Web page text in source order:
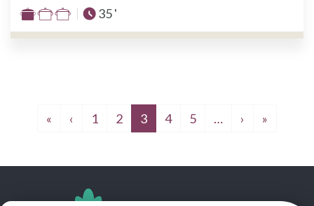
Difficulté
:
Temps total :
35 '
« Première page
‹ Page précédente
1 2 3 4 5 … › Page
»